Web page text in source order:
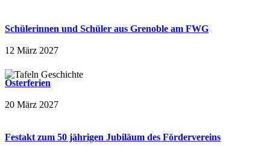
Schülerinnen und Schüler aus Grenoble am FWG
12 März 2027
Osterferien
20 März 2027
Festakt zum 50 jährigen Jubiläum des Fördervereins